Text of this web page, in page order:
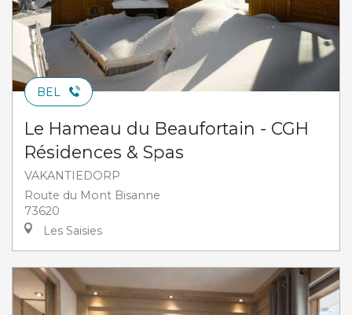
BEL
Le Hameau du Beaufortain - CGH
Résidences & Spas
VAKANTIEDORP
Route du Mont Bisanne
73620
Les Saisies